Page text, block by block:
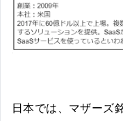
日本では、マザーズ